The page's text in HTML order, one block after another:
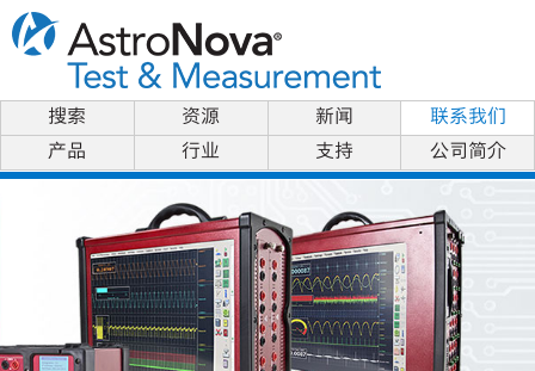
搜索 资源 新闻
联系我们
产品
行业 支持 公司简介